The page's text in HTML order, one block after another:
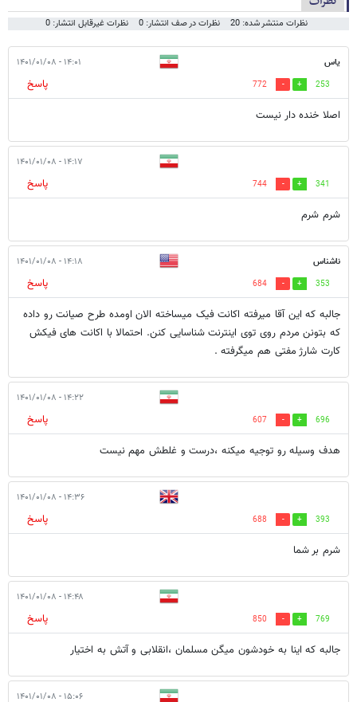
نظرات منتشر شده: 20 نظرات در صف انتشار: 0 نظرات غیرقابل انتشار: 0
یاس ۱۴:۰۱ - ۱۴۰۱/۰۱/۰۸
253
772
پاسخ
اصلا خنده دار نیست
۱۴:۱۷ - ۱۴۰۱/۰۱/۰۸
341
744
پاسخ
شرم شرم
ناشناس ۱۴:۱۸ - ۱۴۰۱/۰۱/۰۸
353
684
پاسخ
جالبه که این آقا میرفته اکانت فیک میساخته الان اومده طرح صیانت رو داده
که بتونن مردم روی توی اینترنت شناسایی کنن. احتمالا با اکانت های فیکش
کارت شارژ مفتی هم میگرفته .
۱۴:۲۲ - ۱۴۰۱/۰۱/۰۸
696
607
پاسخ
هدف وسیله رو توجیه میکنه ،درست و غلطش مهم نیست
۱۴:۳۶ - ۱۴۰۱/۰۱/۰۸
393
688
پاسخ
شرم بر شما
۱۴:۴۸ - ۱۴۰۱/۰۱/۰۸
769
850
پاسخ
جالبه که اینا به خودشون میگن مسلمان ،انقلابی و آتش به اختیار
۱۵:۰۶ - ۱۴۰۱/۰۱/۰۸